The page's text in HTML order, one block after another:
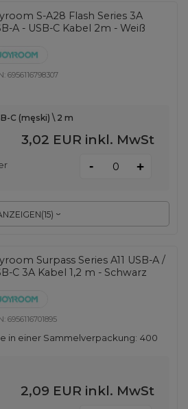
S-A28 Flash Series 3A
A - USB-C Kabel 2m - Weiß
6956116798307
(15)
C (męski) \ 2 m
3,02 EUR inkl. MwSt
- +
Surpass Series A11 USB-A /
C 3A Kabel 1,2 m - Schwarz
6956116701895
in einer Sammelverpackung: 400
2,09 EUR inkl. MwSt